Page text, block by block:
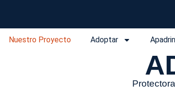
Nuestro Proyecto Adoptar